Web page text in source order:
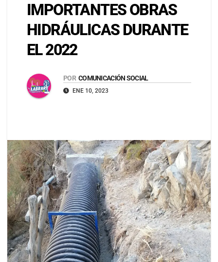
IMPORTANTES OBRAS
HIDRÁULICAS DURANTE
EL 2022
POR COMUNICACIÓN SOCIAL
ENE 10, 2023